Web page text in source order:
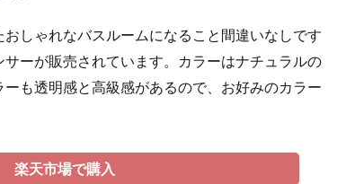
しゃれなバスルームになること間違いなしです
ーが販売されています。カラーはナチュラルの
も透明感と高級感があるので、お好みのカラー
楽天市場で購入